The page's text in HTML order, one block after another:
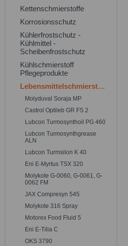
Kettenschmierstoffe
Korrosionsschutz
Kühlerfrostschutz -
Kühlmittel -
Scheibenfrostschutz
Kühlschmierstoff
Pflegeprodukte
Lebensmittelschmierstoffe
Molyduval Soraja MP
Castrol Optileb GR FS 2
Lubcon Turmosynthoil PG 460
Lubcon Turmosynthgrease
ALN
Lubcon Turmsilon K 40
Eni E-Myrtus TSX 320
Molykote G-0060, G-0061, G-
0062 FM
JAX Compresyn 545
Molykote 316 Spray
Motorex Food Fluid 5
Eni E-Tilia C
OKS 3790